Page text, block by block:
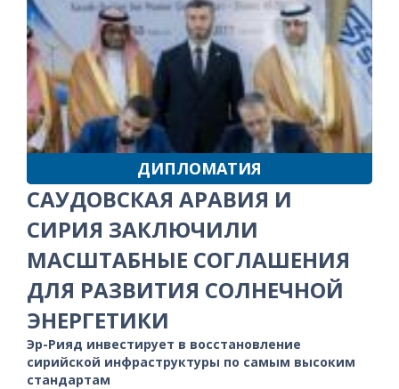
ДИПЛОМАТИЯ
САУДОВСКАЯ АРАВИЯ И
СИРИЯ ЗАКЛЮЧИЛИ
МАСШТАБНЫЕ СОГЛАШЕНИЯ
ДЛЯ РАЗВИТИЯ СОЛНЕЧНОЙ
ЭНЕРГЕТИКИ
Эр-Рияд инвестирует в восстановление
сирийской инфраструктуры по самым высоким
стандартам